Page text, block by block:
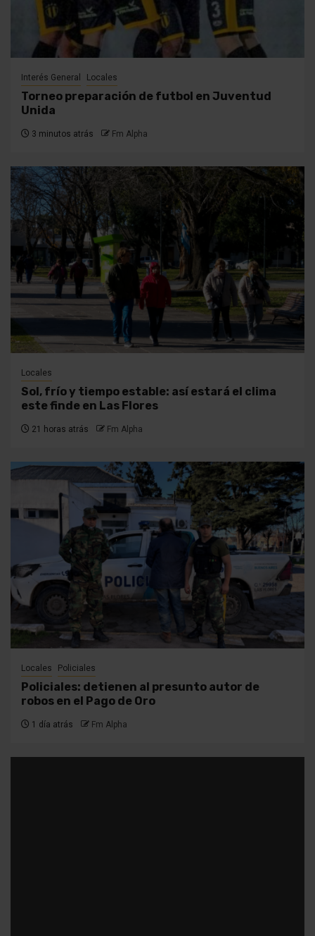
Interés General Locales
Torneo preparación de futbol en Juventud
Unida
3 minutos atrás Fm Alpha
Locales
Sol, frío y tiempo estable: así estará el clima
este finde en Las Flores
21 horas atrás Fm Alpha
Locales Policiales
Policiales: detienen al presunto autor de
robos en el Pago de Oro
1 día atrás Fm Alpha